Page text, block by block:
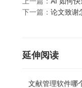
下一篇： 论文致谢
延伸阅读
文献管理软件哪